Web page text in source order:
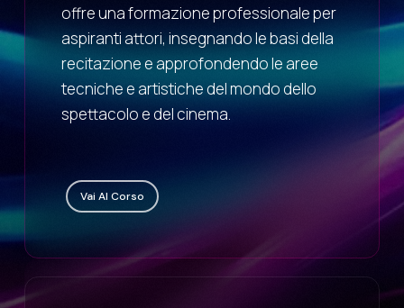
offre una formazione professionale per
aspiranti attori, insegnando le basi della
recitazione e approfondendo le aree
tecniche e artistiche del mondo dello
spettacolo e del cinema.
Vai Al Corso